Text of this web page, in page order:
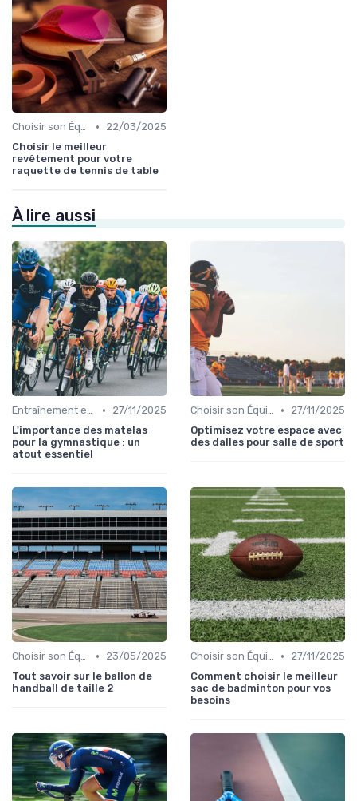
Choisir son Équipement Sportif •
22/03/2025
Choisir le meilleur
revêtement pour votre
raquette de tennis de table
À lire aussi
Entraînement et Techniques •
27/11/2025
L'importance des matelas
pour la gymnastique : un
atout essentiel
Choisir son Équipement Sportif •
27/11/2025
Optimisez votre espace avec
des dalles pour salle de sport
Choisir son Équipement Sportif •
23/05/2025
Tout savoir sur le ballon de
handball de taille 2
Choisir son Équipement Sportif •
27/11/2025
Comment choisir le meilleur
sac de badminton pour vos
besoins